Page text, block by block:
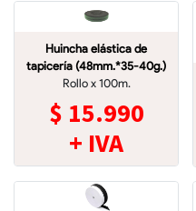
Huincha elástica de
tapicería (48mm.*35-40g.)
Rollo x 100m.
$ 15.990
+ IVA